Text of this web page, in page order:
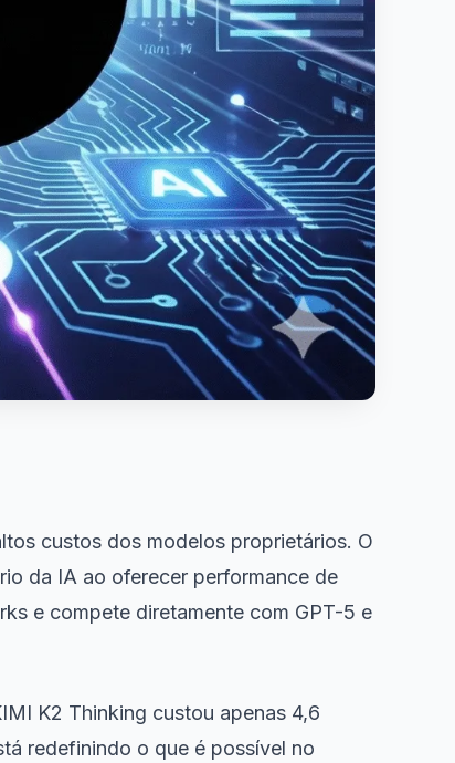
custos dos modelos proprietários. O
da IA ao oferecer performance de
e compete diretamente com GPT-5 e
K2 Thinking custou apenas 4,6
redefinindo o que é possível no